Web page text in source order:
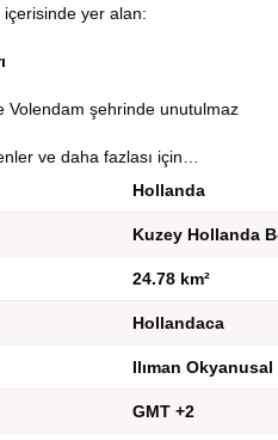
içerisinde yer alan:
Volendam şehrinde unutulmaz
ve daha fazlası için…
Hollanda
Kuzey Hollanda
24.78 km²
Hollandaca
Ilıman
GMT +2